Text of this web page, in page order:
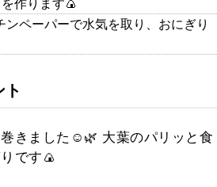
作ります🍙
ペーパーで水気を取り、おにぎり
きました☺️🌿 大葉のパリッと食
です🍙